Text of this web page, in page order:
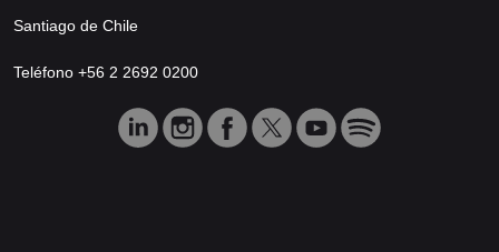
Santiago de Chile
Teléfono +56 2 2692 0200